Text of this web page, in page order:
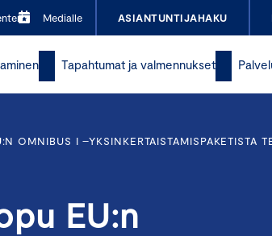
Medialle ASIANTUNTIJAHAKU
Tapahtumat ja valmennukset
OMNIBUS I –YKSINKERTAISTAMISPAKETISTA
EU:n